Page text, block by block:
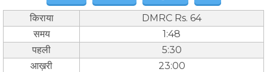
किराया
DMRC Rs. 64
समय
1:48
पहली
5:30
आख़री
23:00